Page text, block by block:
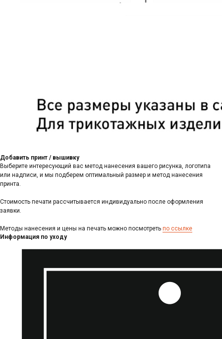
Добавить принт / вышивку
Выберите интересующий вас метод нанесения вашего рисунка, логотипа
или надписи, и мы подберем оптимальный размер и метод нанесения
принта.
Стоимость печати рассчитывается индивидуально после оформления
заявки.
Методы нанесения и цены на печать можно посмотреть по ссылке
Информация по уходу